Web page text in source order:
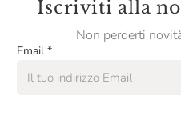
Iscriviti alla
Non perderti
Email *